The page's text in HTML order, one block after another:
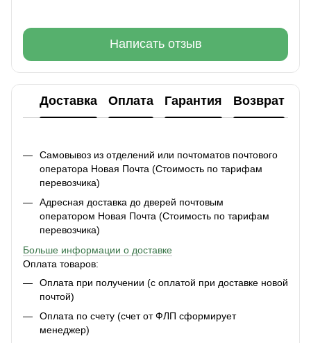
Написать отзыв
Доставка Оплата Гарантия Возврат
Самовывоз из отделений или почтоматов почтового
оператора Новая Почта (Стоимость по тарифам
перевозчика)
Адресная доставка до дверей почтовым
оператором Новая Почта (Стоимость по тарифам
перевозчика)
Больше информации о доставке
Оплата товаров:
Оплата при получении (с оплатой при доставке новой
почтой)
Оплата по счету (счет от ФЛП сформирует
менеджер)